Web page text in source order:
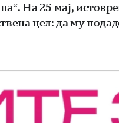
На 25 мај,
цел: да му